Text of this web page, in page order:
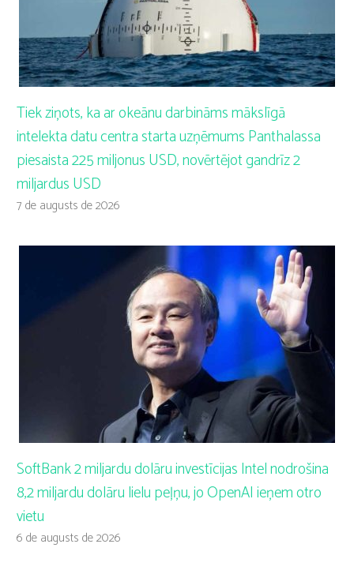
Tiek ziņots, ka ar okeānu darbināms mākslīgā
intelekta datu centra starta uzņēmums Panthalassa
piesaista 225 miljonus USD, novērtējot gandrīz 2
miljardus USD
7 de augusts de 2026
SoftBank 2 miljardu dolāru investīcijas Intel nodrošina
8,2 miljardu dolāru lielu peļņu, jo OpenAI ieņem otro
vietu
6 de augusts de 2026